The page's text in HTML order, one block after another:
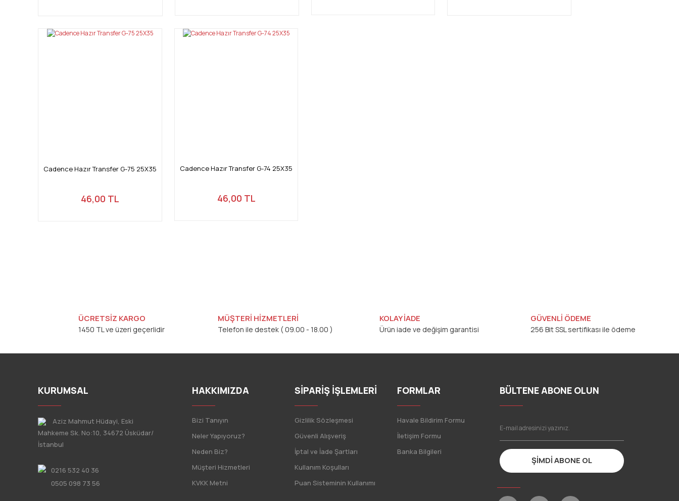
Cadence Hazır Transfer G-75 25X35
46,00 TL
Cadence Hazır Transfer G-74 25X35
46,00 TL
ÜCRETSİZ KARGO
1450 TL ve üzeri geçerlidir
MÜŞTERİ HİZMETLERİ
Telefon ile destek ( 09.00 - 18.00 )
KOLAY İADE
Ürün iade ve değişim garantisi
GÜVENLİ ÖDEME
256 Bit SSL sertifikası ile ödeme
KURUMSAL
Aziz Mahmut Hüdayi, Eski
Mahkeme Sk. No:10, 34672 Üsküdar/
İstanbul
0216 532 40 36
0505 098 73 56
HAKKIMIZDA
Bizi Tanıyın
Neler Yapıyoruz?
Neden Biz?
Müşteri Hizmetleri
KVKK Metni
SİPARİŞ İŞLEMLERİ
Gizlilik Sözleşmesi
Güvenli Alışveriş
İptal ve İade Şartları
Kullanım Koşulları
Puan Sisteminin Kullanımı
FORMLAR
Havale Bildirim Formu
İletişim Formu
Banka Bilgileri
BÜLTENE ABONE OLUN
ŞİMDİ ABONE OL